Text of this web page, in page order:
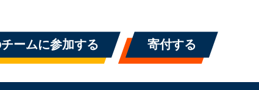
ームに参加する 寄付する